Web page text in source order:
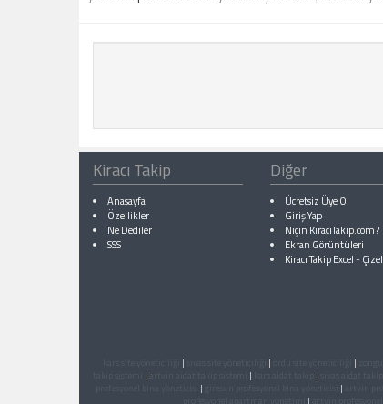
Kiracı Takip
Anasayfa
Özellikler
Ne Dediler
SSS
Diğer
Ücretsiz Üye Ol
Giriş Yap
Niçin KiracıTakip.com?
Ekran Görüntüleri
Kiracı Takip Excel-
| | |
| | |
| |
|